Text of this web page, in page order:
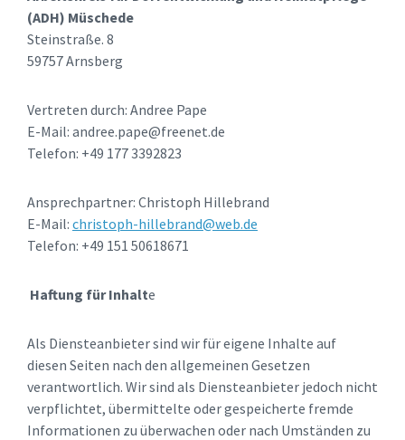
(ADH) Müschede
Steinstraße. 8
59757 Arnsberg
Vertreten durch: Andree Pape
E-Mail: andree.pape@freenet.de
Telefon: +49 177 3392823
Ansprechpartner: Christoph Hillebrand
E-Mail: christoph-hillebrand@web.de
Telefon: +49 151 50618671
Haftung für Inhalte
Als Diensteanbieter sind wir für eigene Inhalte auf
diesen Seiten nach den allgemeinen Gesetzen
verantwortlich. Wir sind als Diensteanbieter jedoch nicht
verpflichtet, übermittelte oder gespeicherte fremde
Informationen zu überwachen oder nach Umständen zu